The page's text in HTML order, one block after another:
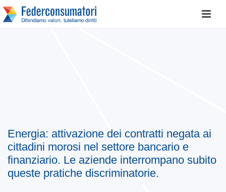
Energia: attivazione dei contratti negata ai
cittadini morosi nel settore bancario e
finanziario. Le aziende interrompano subito
queste pratiche discriminatorie.